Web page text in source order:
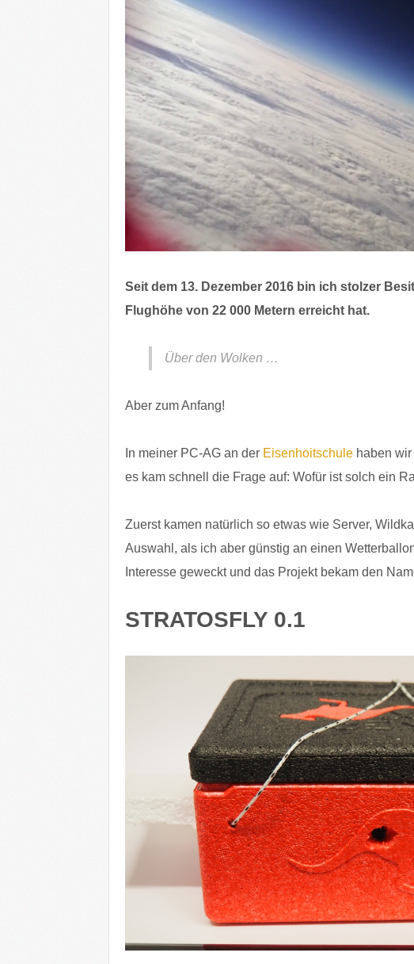
Seit dem 13. Dezember 2016 bin ich stolzer
Flughöhe von 22 000 Metern erreicht hat.
Über den Wolken …
Aber zum Anfang!
In meiner PC-AG an der Eisenhoitschule haben
es kam schnell die Frage auf: Wofür ist solch ein
Zuerst kamen natürlich so etwas wie Server,
Auswahl, als ich aber günstig an einen
Interesse geweckt und das Projekt bekam den
STRATOSFLY 0.1